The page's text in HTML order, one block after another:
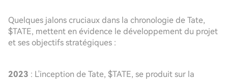
Quelques jalons cruciaux dans la chronologie de Tate,
$TATE, mettent en évidence le développement du projet
et ses objectifs stratégiques :
2023 : L'inception de Tate, $TATE, se produit sur la